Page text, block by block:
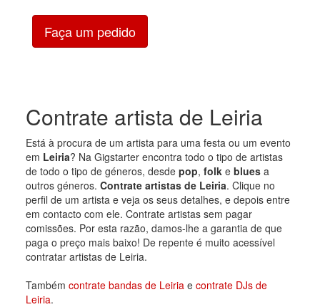
Faça um pedido
Contrate artista de Leiria
Está à procura de um artista para uma festa ou um evento
em Leiria? Na Gigstarter encontra todo o tipo de artistas
de todo o tipo de géneros, desde pop, folke bluesa
outros géneros. Contrate artistas de Leiria. Clique no
perfil de um artista e veja os seus detalhes, e depois entre
em contacto com ele. Contrate artistas sem pagar
comissões. Por esta razão, damos-lhe a garantia de que
paga o preço mais baixo! De repente é muito acessível
contratar artistas de Leiria.
Também contrate bandas de Leiria e contrate DJs de
Leiria.